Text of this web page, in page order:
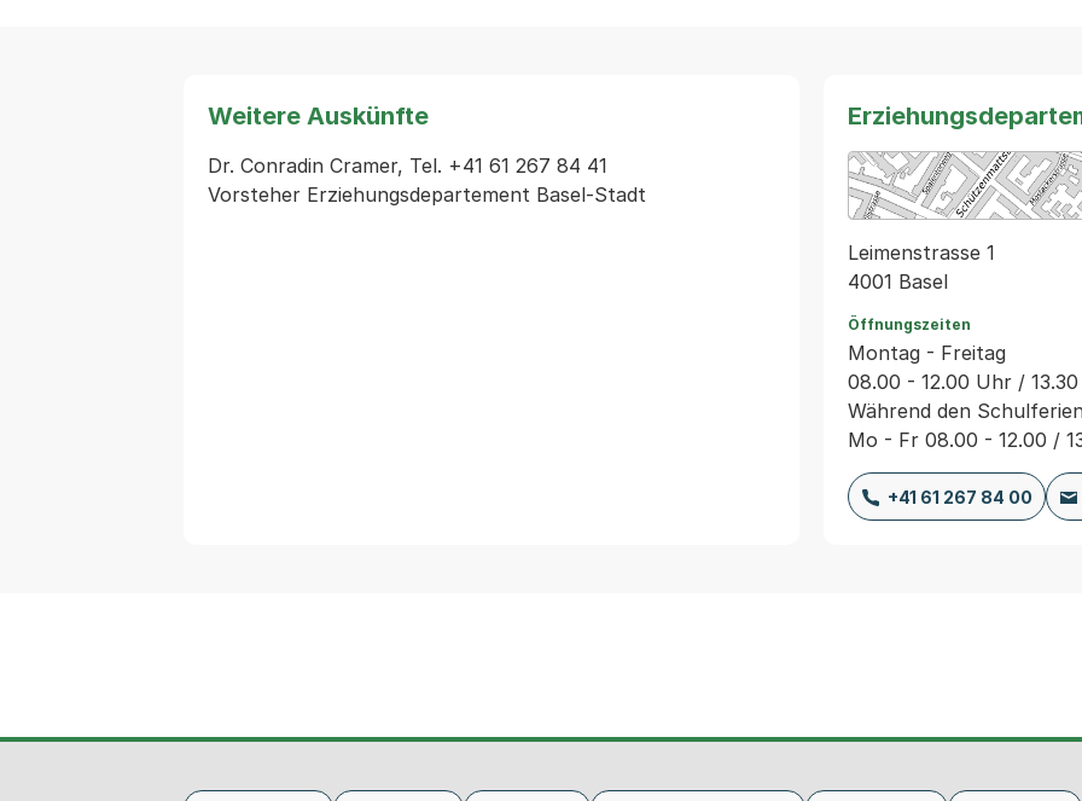
Weitere Auskünfte
Dr. Conradin Cramer, Tel. +41 61 267 84 41
Leimenstrasse 1
4001 Basel
Öffnungszeiten
Montag - Freitag
08.00 - 12.00 Uhr /
Während den Schulferien
Mo - Fr 08.00 - 12.00 /
+41 61 267 84 00